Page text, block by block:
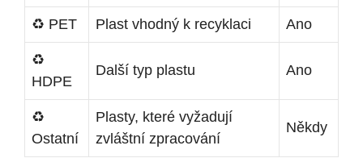
♻️ PET Plast vhodný k recyklaci Ano
♻️
HDPE
Další typ plastu Ano
♻️
Ostatní
Plasty, které vyžadují
zvláštní zpracování
Někdy